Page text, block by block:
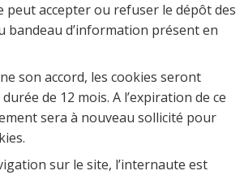
peut accepter ou refuser le dépôt des
bandeau d’information présent en
son accord, les cookies seront
de 12 mois. A l’expiration de ce
sera à nouveau sollicité pour
sur le site, l’internaute est